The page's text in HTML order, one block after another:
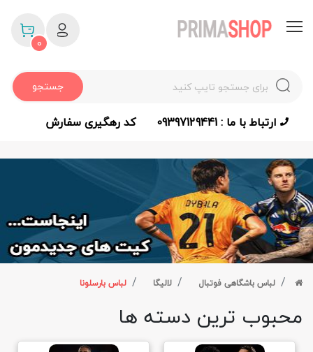
جستجو
0
ارتباط با ما : 09397129441 کد رهگیری سفارش
لباس باشگاهی فوتبال لالیگا لباس بارسلونا
محبوب ترین دسته ها